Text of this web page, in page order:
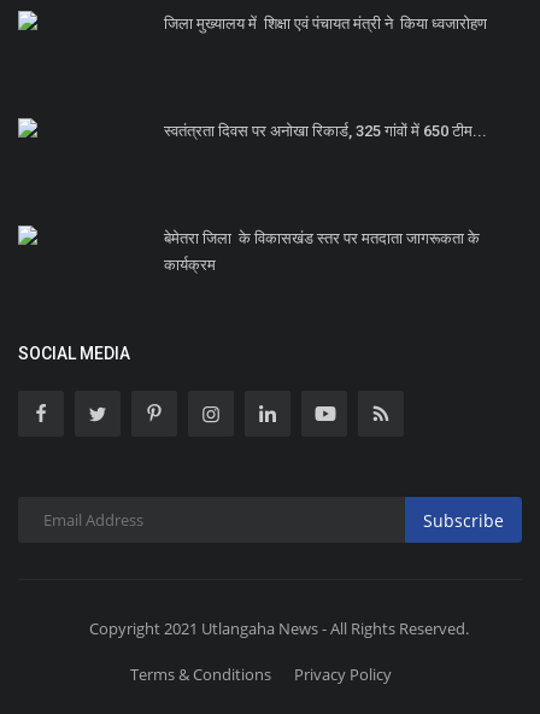
जिला मुख्यालय में शिक्षा एवं पंचायत मंत्री ने किया ध्वजारोहण
स्वतंत्रता दिवस पर अनोखा रिकार्ड, 325 गांवों में 650 टीम...
बेमेतरा जिला के विकासखंड स्तर पर मतदाता जागरूकता के
कार्यक्रम
SOCIAL MEDIA
Subscribe
Copyright 2021 Utlangaha News - All Rights Reserved.
Terms & Conditions Privacy Policy